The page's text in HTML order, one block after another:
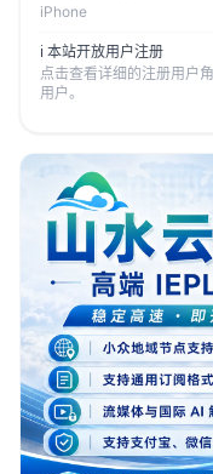
iPhone
ℹ️ 本站开放用户注册
点击查看详细的注册用户
用户。